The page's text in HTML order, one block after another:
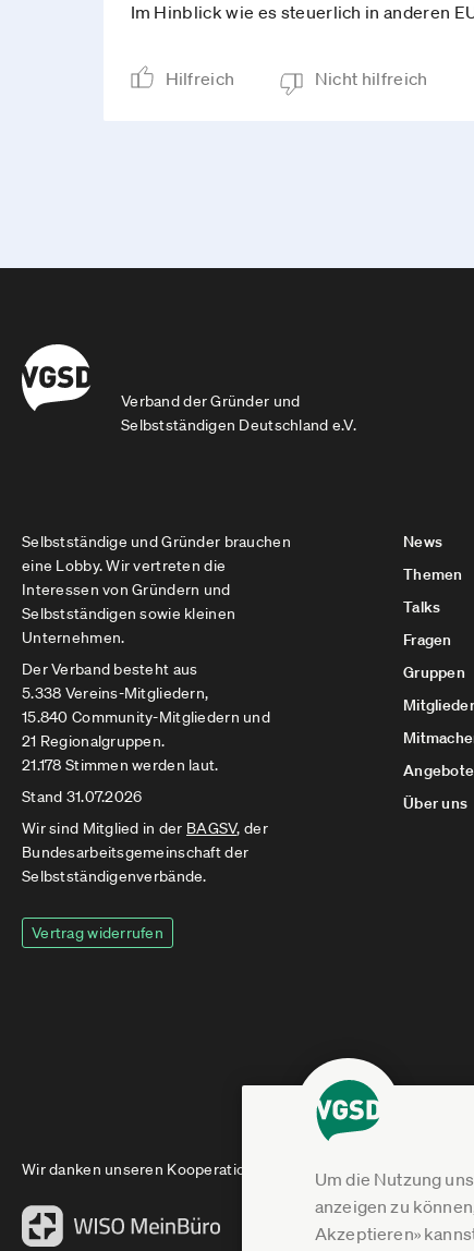
Um die Nutzung
anzeigen zu
Akzeptieren»
Im Hinblick wie es steuerlich in anderen
Hilfreich Nicht hilfreich
Verband der Gründer und
Selbstständigen Deutschland e.V.
Selbstständige und Gründer brauchen
eine Lobby. Wir vertreten die
Interessen von Gründern und
Selbstständigen sowie kleinen
Unternehmen.
Der Verband besteht aus
5.338 Vereins-Mitgliedern,
15.840 Community-Mitgliedern und
21 Regionalgruppen.
21.178 Stimmen werden laut.
Stand 31.07.2026
Wir sind Mitglied in der BAGSV, der
Bundesarbeitsgemeinschaft der
Selbstständigenverbände.
Vertrag widerrufen
News
Themen
Talks
Fragen
Gruppen
Mitglieder
Angebote
Über uns
Wir danken unseren Kooperationspartnern